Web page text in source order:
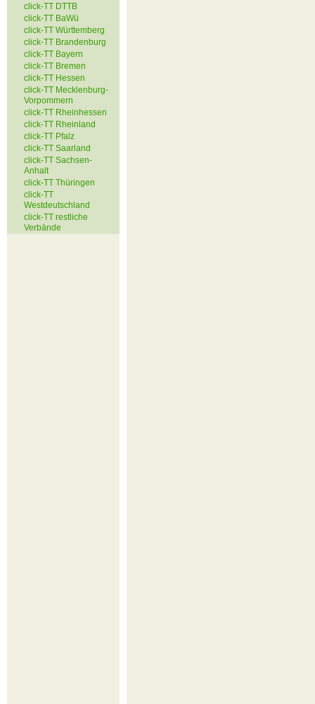
click-TT DTTB
click-TT BaWü
click-TT Württemberg
click-TT Brandenburg
click-TT Bayern
click-TT Bremen
click-TT Hessen
click-TT Mecklenburg-
Vorpommern
click-TT Rheinhessen
click-TT Rheinland
click-TT Pfalz
click-TT Saarland
click-TT Sachsen-
Anhalt
click-TT Thüringen
click-TT
Westdeutschland
click-TT restliche
Verbände